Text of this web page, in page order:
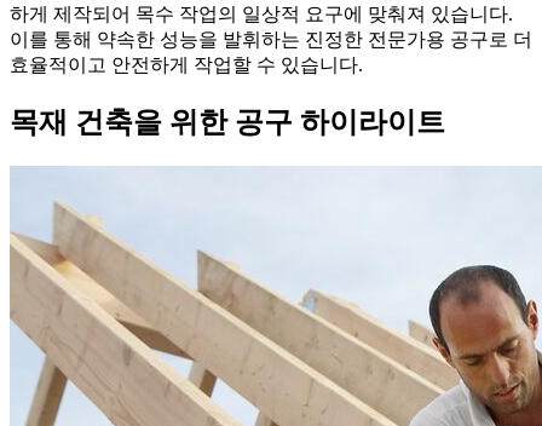
하게 제작되어 목수 작업의 일상적 요구에 맞춰져 있습니다.
이를 통해 약속한 성능을 발휘하는 진정한 전문가용 공구로 더
효율적이고 안전하게 작업할 수 있습니다.
목재 건축을 위한 공구 하이라이트